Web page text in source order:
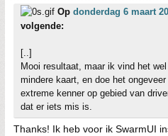
Op donderdag 6 maart
volgende:
[..]
Mooi resultaat, maar ik vind het
mindere kaart, en doe het
extreme kenner op gebied van
dat er iets mis is.
Thanks! Ik heb voor ik SwarmUI